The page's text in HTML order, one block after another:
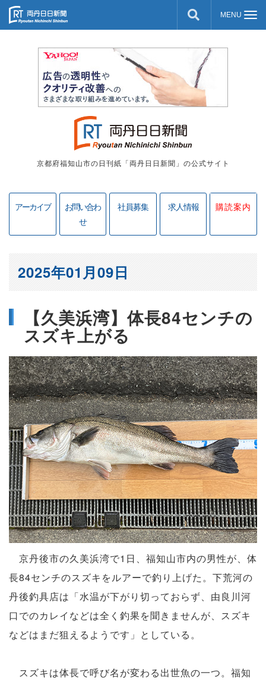
京都府福知山市の日刊紙「両丹日日新聞」の公式サイト
アーカイブ
お問い合わ
せ
社員募集 求人情報 購読案内
【久美浜湾】体長84センチの
スズキ上がる
2025年01月09日
京丹後市の久美浜湾で1日、福知山市内の男性が、体
長84センチのスズキをルアーで釣り上げた。下荒河の
丹後釣具店は「水温が下がり切っておらず、由良川河
口でのカレイなどは全く釣果を聞きませんが、スズキ
などはまだ狙えるようです」としている。
スズキは体長で呼び名が変わる出世魚の一つ。福知